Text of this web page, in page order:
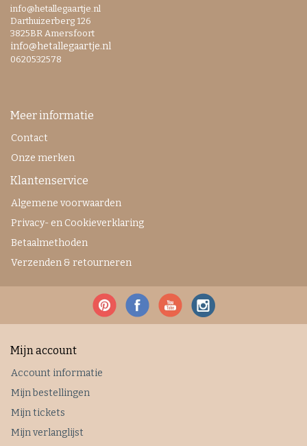
info@hetallegaartje.nl
Darthuizerberg 126
3825BR Amersfoort
info@hetallegaartje.nl
0620532578
Meer informatie
Contact
Onze merken
Klantenservice
Algemene voorwaarden
Privacy- en Cookieverklaring
Betaalmethoden
Verzenden & retourneren
Mijn account
Account informatie
Mijn bestellingen
Mijn tickets
Mijn verlanglijst